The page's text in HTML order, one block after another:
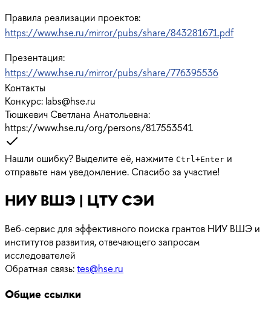
Правила реализации проектов:
https://www.hse.ru/mirror/pubs/share/843281671.pdf
Презентация:
https://www.hse.ru/mirror/pubs/share/776395536
Контакты
Конкурс: labs@hse.ru
Тюшкевич Светлана Анатольевна:
https://www.hse.ru/org/persons/817553541
Нашли ошибку? Выделите её, нажмите Ctrl+Enter и
отправьте нам уведомление. Спасибо за участие!
НИУ ВШЭ | ЦТУ СЭИ
Веб-сервис для эффективного поиска грантов НИУ ВШЭ и
институтов развития, отвечающего запросам
исследователей
Обратная связь:tes@hse.ru
Общие ссылки